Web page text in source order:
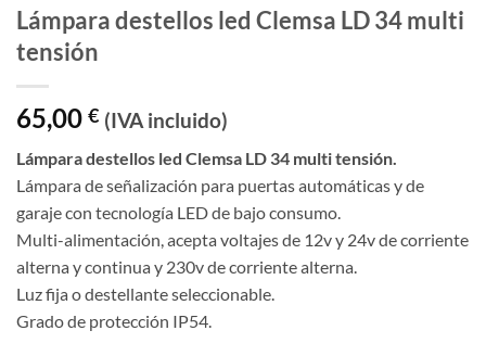
Lámpara destellos led Clemsa LD 34 multi
tensión
65,00 € (IVA incluido)
Lámpara destellos led Clemsa LD 34 multi tensión.
Lámpara de señalización para puertas automáticas y de
garaje con tecnología LED de bajo consumo.
Multi-alimentación, acepta voltajes de 12v y 24v de corriente
alterna y continua y 230v de corriente alterna.
Luz fija o destellante seleccionable.
Grado de protección IP54.